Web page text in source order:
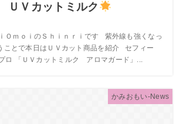
Ｖカットミルク
ＯｍｏｉのＳｈｉｎｒｉです 紫外線も強くなっ
とで本日はＵＶカット商品を紹介 セフィー
ロ 「ＵＶカットミルク アロマガード」...
かみおもい-News